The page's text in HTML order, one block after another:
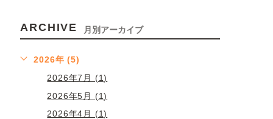
ARCHIVE 月別アーカイブ
2026年 (5)
2026年7月 (1)
2026年5月 (1)
2026年4月 (1)